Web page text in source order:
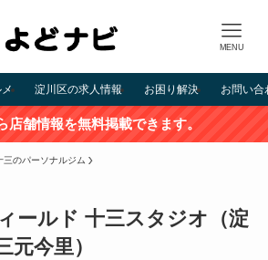
MENU
淀川区の求人情報 お困り解決 お問い合
店舗情報を無料掲載できます。
三のパーソナルジム
ールド 十三スタジオ（淀
元今里）